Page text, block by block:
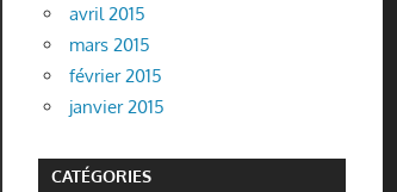
avril 2015
mars 2015
février 2015
janvier 2015
CATÉGORIES